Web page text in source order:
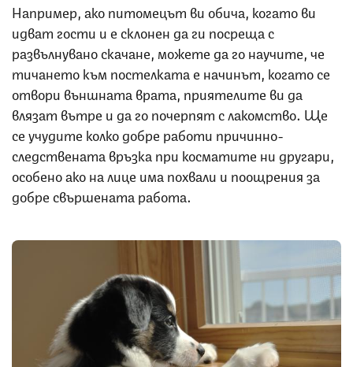
Например, ако питомецът ви обича, когато ви
идват гости и е склонен да ги посреща с
развълнувано скачане, можете да го научите, че
тичането към постелката е начинът, когато се
отвори външната врата, приятелите ви да
влязат вътре и да го почерпят с лакомство. Ще
се учудите колко добре работи причинно-
следствената връзка при косматите ни другари,
особено ако на лице има похвали и поощрения за
добре свършената работа.